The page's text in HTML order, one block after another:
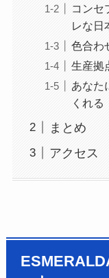
コンセ
レな日
色合わ
生産拠
あなた
くれる
まとめ
アクセス